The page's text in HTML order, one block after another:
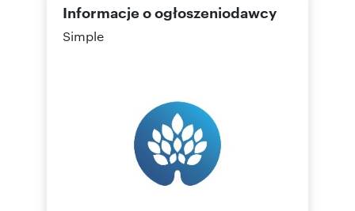
Informacje o ogłoszeniodawcy
Simple